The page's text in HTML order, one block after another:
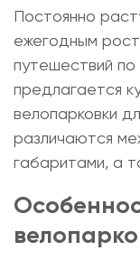
Постоянно
ежегодным
путешествий
предлагается
велопарковки
различаются
габаритами, а